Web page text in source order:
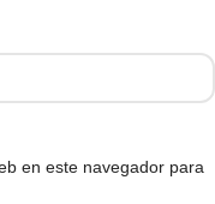
en este navegador para